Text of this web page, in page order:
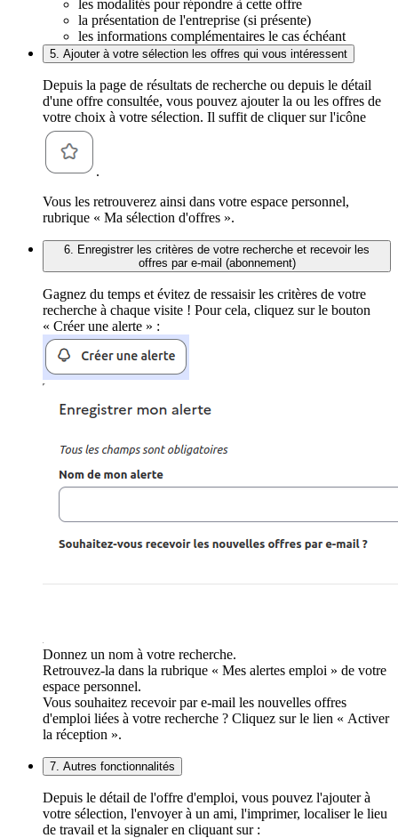
les modalités pour répondre à cette offre
la présentation de l'entreprise (si présente)
les informations complémentaires le cas échéant
5. Ajouter à votre sélection les offres qui vous intéressent
Depuis la page de résultats de recherche ou depuis le détail
d'une offre consultée, vous pouvez ajouter la ou les offres de
votre choix à votre sélection. Il suffit de cliquer sur l'icône
.
Vous les retrouverez ainsi dans votre espace personnel,
rubrique « Ma sélection d'offres ».
6. Enregistrer les critères de votre recherche et recevoir les
offres par e-mail (abonnement)
Gagnez du temps et évitez de ressaisir les critères de votre
recherche à chaque visite ! Pour cela, cliquez sur le bouton
« Créer une alerte » :
Donnez un nom à votre recherche.
Retrouvez-la dans la rubrique « Mes alertes emploi » de votre
espace personnel.
Vous souhaitez recevoir par e-mail les nouvelles offres
d'emploi liées à votre recherche ? Cliquez sur le lien « Activer
la réception ».
7. Autres fonctionnalités
Depuis le détail de l'offre d'emploi, vous pouvez l'ajouter à
votre sélection, l'envoyer à un ami, l'imprimer, localiser le lieu
de travail et la signaler en cliquant sur :